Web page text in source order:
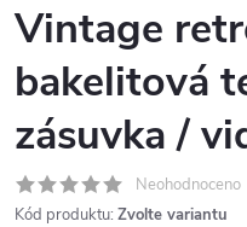
Vintage
bakelitová
zásuvka /
Neohodnoceno
Kód produktu: Zvolte variantu